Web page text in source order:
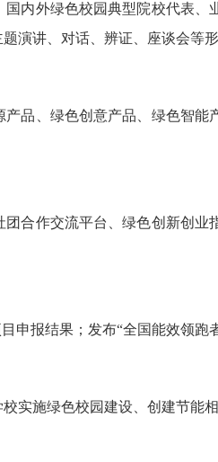
外绿色校园典型院校代表、
演讲、对话、辨证、座谈会等形
、绿色创意产品、绿色智能
作交流平台、绿色创新创业
报结果；发布“全国能效领跑
施绿色校园建设、创建节能相